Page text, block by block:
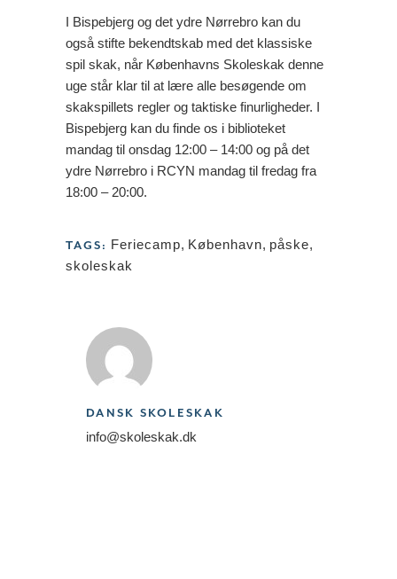
I Bispebjerg og det ydre Nørrebro kan du
også stifte bekendtskab med det klassiske
spil skak, når Københavns Skoleskak denne
uge står klar til at lære alle besøgende om
skakspillets regler og taktiske finurligheder. I
Bispebjerg kan du finde os i biblioteket
mandag til onsdag 12:00 – 14:00 og på det
ydre Nørrebro i RCYN mandag til fredag fra
18:00 – 20:00.
TAGS: Feriecamp, København, påske,
skoleskak
DANSK SKOLESKAK
info@skoleskak.dk